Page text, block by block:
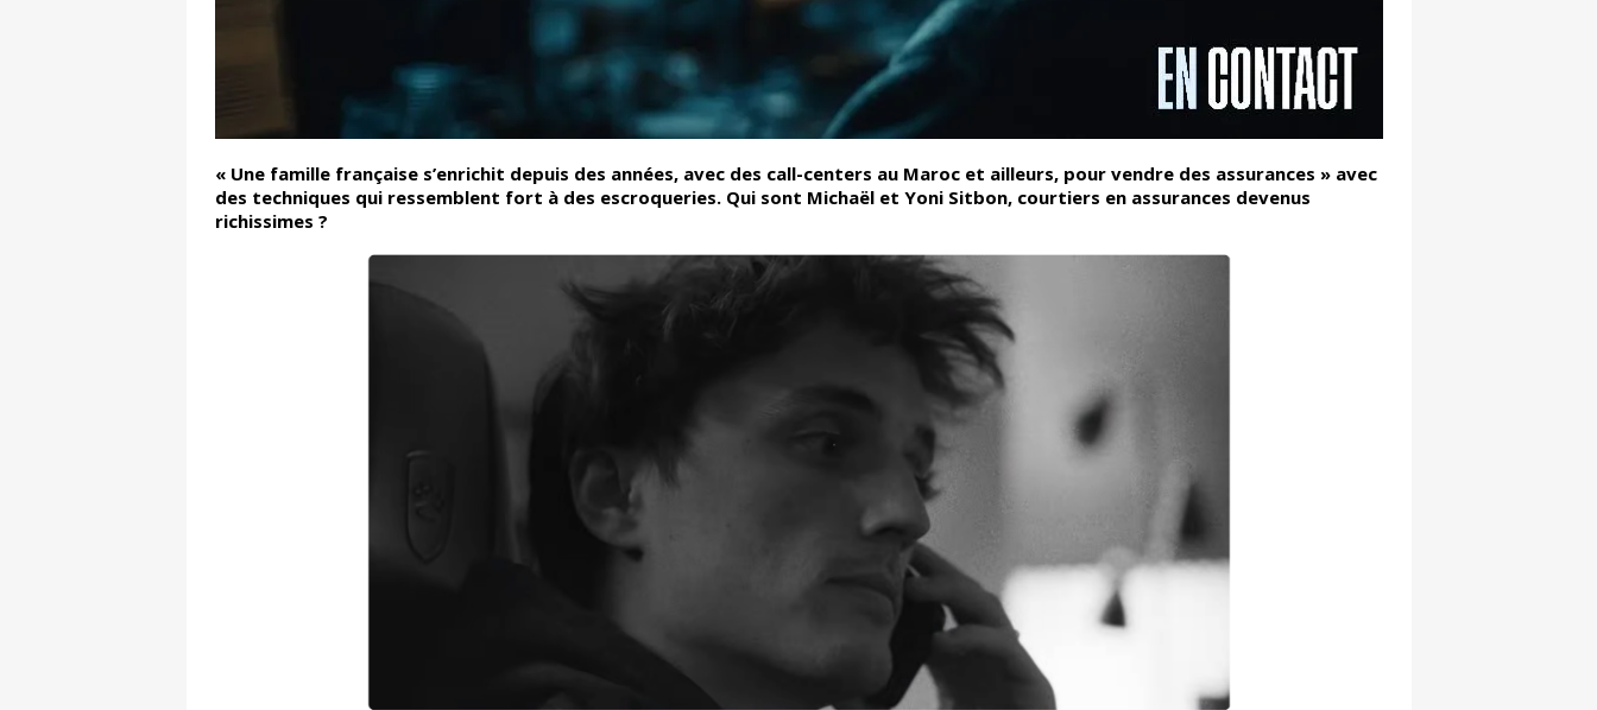
« Une famille française s’enrichit depuis des années, avec des call-centers au Maroc et ailleurs, pour vendre des assurances » avec
des techniques qui ressemblent fort à des escroqueries. Qui sont Michaël et Yoni Sitbon, courtiers en assurances devenus
richissimes ?